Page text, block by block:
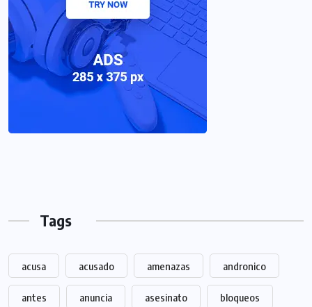
Tags
acusa acusado amenazas andronico
antes anuncia asesinato bloqueos